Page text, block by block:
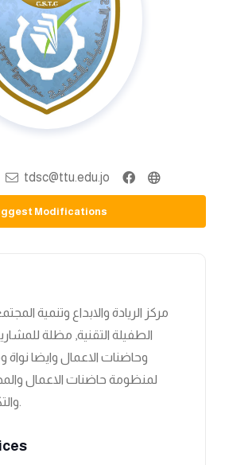
tdsc@ttu.edu.jo
Modifications
مركز الريادة والابداع وتنمية
الطفيلة التقنية, مظلة للمشاريع
وحاضنات الاعمال وايضا نواة
لمنظومة حاضنات الاعمال
والتكنولوجيا في الجنوب.